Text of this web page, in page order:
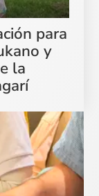
para
y
la